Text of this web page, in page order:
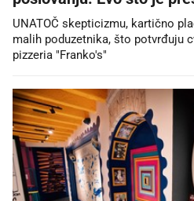
UNATOČ skepticizmu, kartično
malih poduzetnika, što potvrđuju
pizzeria "Franko's"